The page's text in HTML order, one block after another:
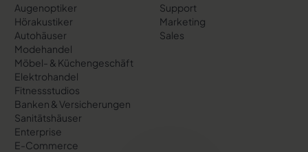
Augenoptiker
Hörakustiker
Autohäuser
Modehandel
Möbel- & Küchengeschäft
Elektrohandel
Fitnessstudios
Banken & Versicherungen
Sanitätshäuser
Enterprise
E-Commerce
Support
Marketing
Sales